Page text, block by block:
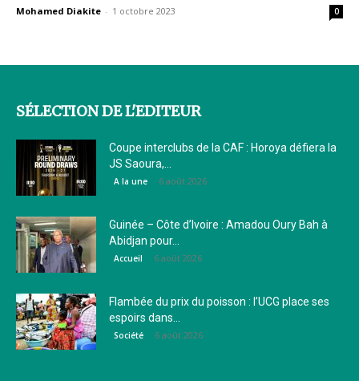
Mohamed Diakite - 1 octobre 2023 0
SÉLECTION DE L'EDITEUR
Coupe interclubs de la CAF : Horoya défiera la
JS Saoura,...
A la une 6 août 2026
Guinée – Côte d’Ivoire : Amadou Oury Bah à
Abidjan pour...
Accueil 6 août 2026
Flambée du prix du poisson : l’UCG place ses
espoirs dans...
Société 6 août 2026